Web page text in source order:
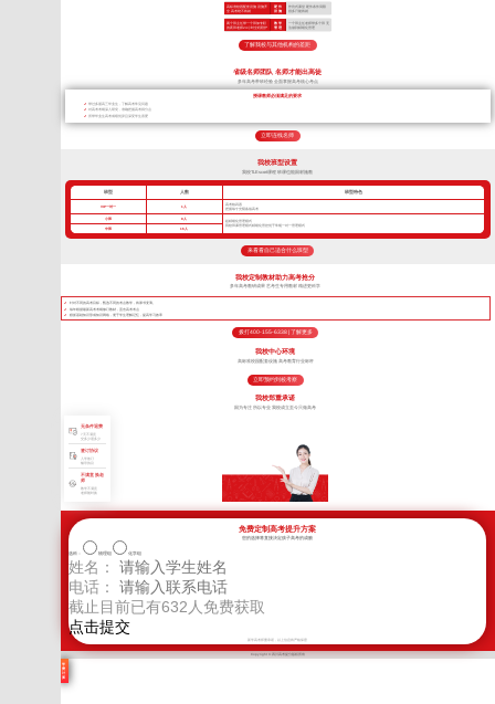
高标准校园配套设施 设施齐
全 高考绝不将就
硬 件
设 施
作坊式课堂 硬件条件局限
很多只能将就
两个班主任带一个班加专职
的夜班老师24小时全程陪护
教 学
管 理
一个班主任老师带多个班 无
法做到精细化管理
了解我校与其他机构的差距
省级名师团队 名师才能出高徒
多年高考带班经验 全面掌握高考核心考点
授课教师必须满足的要求
带过多届高三毕业生，了解高考常见问题
对高考考纲深入研究，准确把握高考得分点
所带毕业生高考成绩优异且深受学生喜爱
立即连线名师
我校班型设置
我校TLEscort课程 班课也能因材施教
班型 人数 班型特色
VIP一对一 1人
高考核武器
把握每寸光阴备战高考
小班 8人
超精细化管理模式
我校班课管理模式精细化管控优于常规一对一管理模式
中班 16人
来看看自己适合什么班型
我校定制教材助力高考抢分
多年高考教研成果 艺考生专用教材 精进更科学
针对不同的高考目标，甄选不同的考点教学，将厚书变薄。
每年根据最新高考考纲修订教材，直击高考考点
狠抓基础知识形成知识网络，便于学生理解记忆，提高学习效率
拨打400-155-6338 | 了解更多
我校中心环境
高标准校园配套设施 高考教育行业标杆
立即预约到校考察
我校郑重承诺
因为专注 所以专业 我校成立至今只做高考
无条件退费
7天不满意
交多少退多少
签订协议
入学签订
辅导协议
不满意 换老
师
教学不满意
老师随时换
免费定制高考提升方案
您的选择将直接决定孩子高考的成败
选科： 物理组 化学组
姓名：
电话：
截止目前已有632人免费获取
新学高考郑重承诺，以上信息将严格保密
Copyright © 四川高考提分版权所有
学
费
计
算